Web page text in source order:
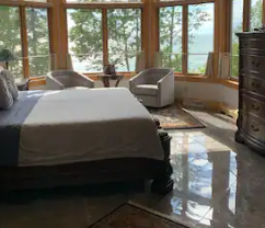
4.8 daripada 5, 5 ulasan